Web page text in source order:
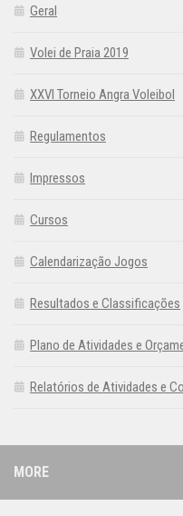
Geral
Volei de Praia 2019
XXVI Torneio Angra Voleibol
Regulamentos
Impressos
Cursos
Calendarização Jogos
Resultados e Classificações
Plano de Atividades e
Relatórios de Atividades e
MORE